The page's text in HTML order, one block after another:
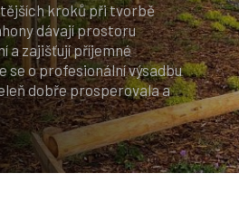
kroků při tvorbě
dávají prostoru
a zajišťují příjemné
o profesionální výsadbu
dobře prosperovala a